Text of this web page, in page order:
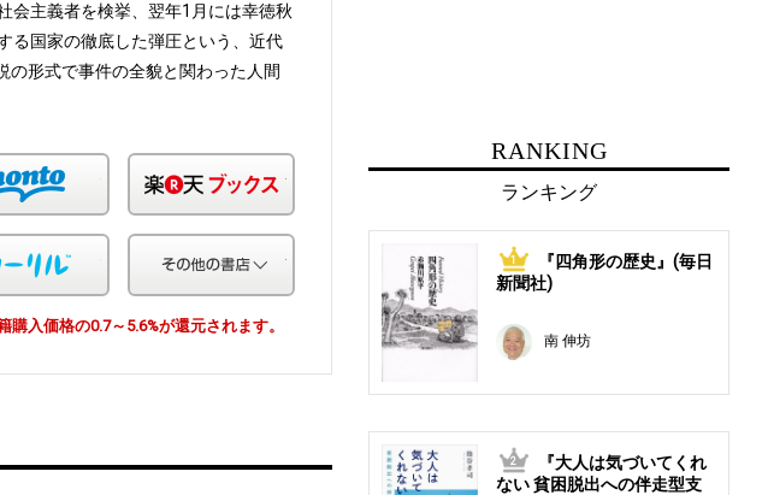
会主義者を検挙、翌年1月には幸徳秋
る国家の徹底した弾圧という、近代
の形式で事件の全貌と関わった人間
楽天ブックス
入価格の0.7～5.6%が還元されます。
RANKING
ランキング
1
『四角形の歴史』(毎日
新聞社)
南 伸坊
2
『大人は気づいてくれ
ない 貧困脱出への伴走型支